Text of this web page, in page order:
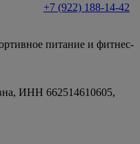
+7 (922) 188-14-42
питание и фитнес-
ИНН 662514610605,